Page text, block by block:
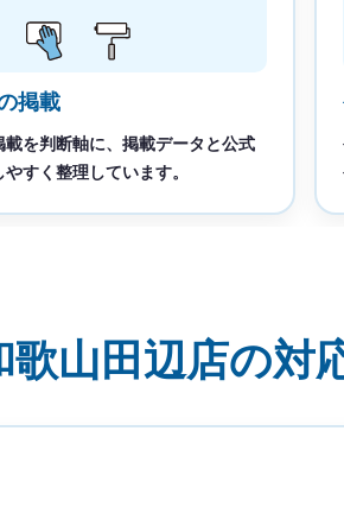
掲載
載を判断軸に、掲載データと公式
すく整理しています。
山田辺店の対